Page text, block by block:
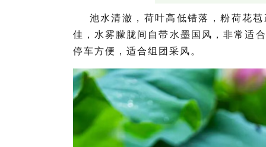
池水清澈，荷叶高低错落，粉荷花
佳，水雾朦胧间自带水墨国风，非常适
停车方便，适合组团采风。